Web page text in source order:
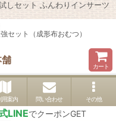
しセット ふんわりインサーツ
セット（成形布おむつ）
カート
用案内 問い合わせ その他
LINEでクーポンGET